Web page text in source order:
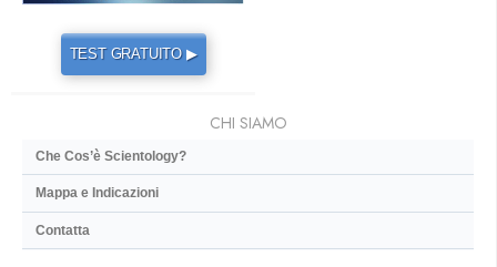
TEST GRATUITO ▶
CHI SIAMO
Che Cos’è Scientology?
Mappa e Indicazioni
Contatta